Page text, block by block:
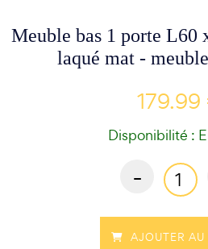
Meuble bas 1 porte L60
laqué mat -
Disponibilité :
-
AJOUTER AU